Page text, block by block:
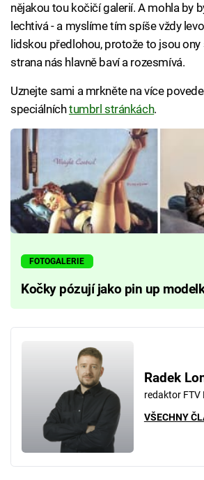
nějakou tou kočičí galerií. A mohla by
lechtivá - a myslíme tím spíše vždy
lidskou předlohou, protože to jsou ony
strana nás hlavně baví a rozesmívá.
Uznejte sami a mrkněte na více
speciálníchtumbrl stránkách.
FOTOGALERIE
Kočky pózují jako pin up
Radek
redaktor FTV
VŠECHNY